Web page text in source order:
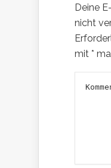
Deine
nicht
mit *